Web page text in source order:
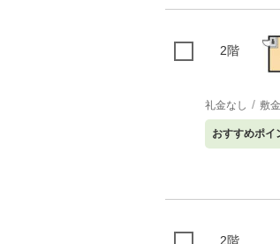
2階
礼金なし 敷
おすすめポイ
2階